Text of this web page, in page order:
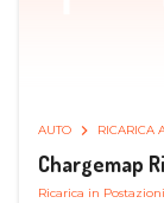
AUTO RICARICA
Chargemap
Ricarica in Postazioni